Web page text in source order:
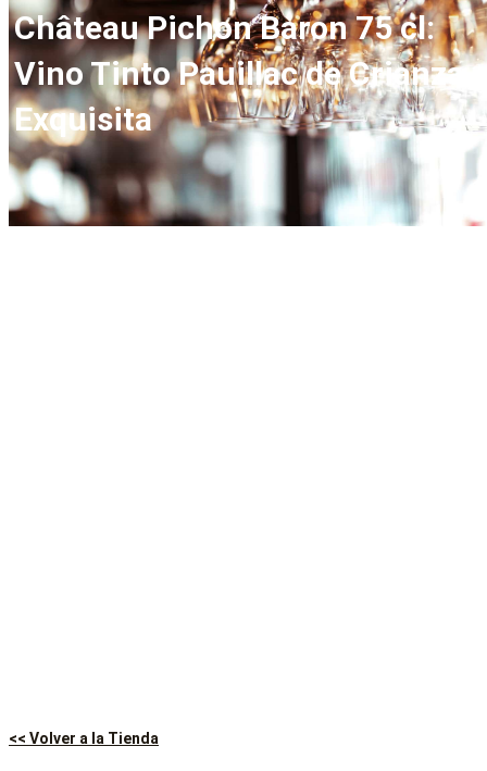
Château Pichon Baron 75 cl:
Vino Tinto Pauillac de Crianza
Exquisita
<< Volver a la Tienda